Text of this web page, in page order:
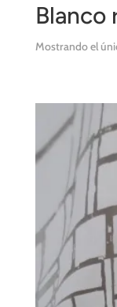
Blanco
Mostrando el